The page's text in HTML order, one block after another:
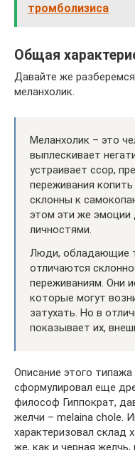
тромболизиса
Общая
Давайте же
меланхолик.
Меланхолик – это
выплескивает
устраивает ссор,
переживания
склонны к
этом эти же эмоции
личностями.
Люди, обладающие
отличаются
переживаниям. Они
которые могут
затухать. Но в
показывает их,
Описание этого типажа
сформулировал еще
философ Гиппократ,
желчи – melaina chole.
характеризовал склад
же, как и черная